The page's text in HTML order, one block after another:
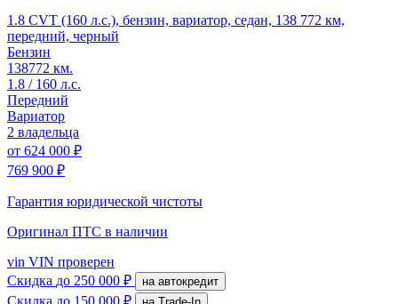
1.8 CVT (160 л.с.), бензин, вариатор, седан, 138 772 км,
передний, черный
Бензин
138772 км.
1.8 / 160 л.с.
Передний
Вариатор
2 владельца
от 624 000 ₽
769 900 ₽
Гарантия юридической чистоты
Оригинал ПТС в наличии
vin VIN проверен
Скидка до 250 000 ₽ на автокредит
Скидка до 150 000 ₽